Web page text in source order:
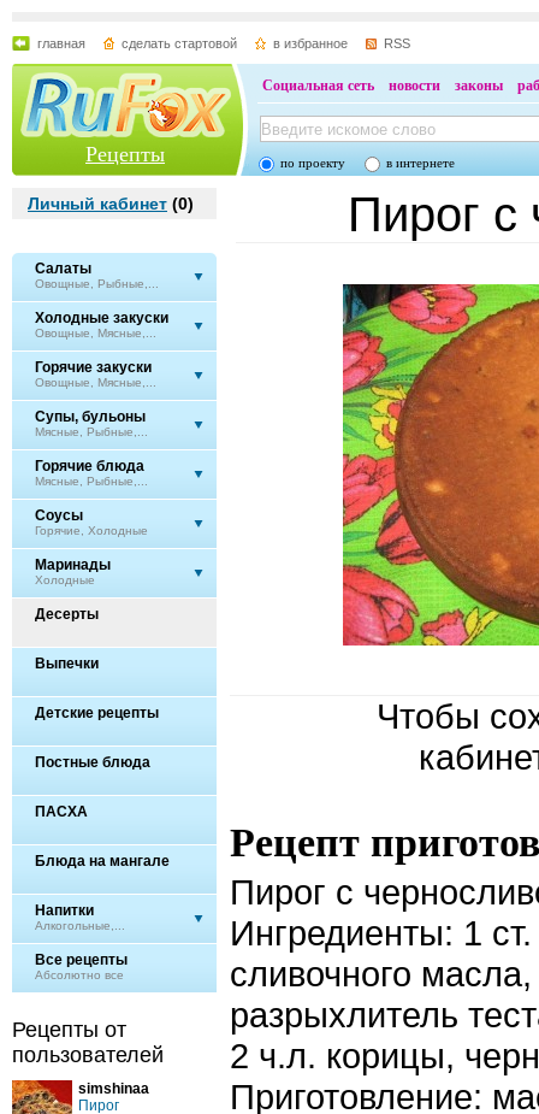
главная сделать стартовой в избранное RSS
Рецепты
Социальная сеть новости законы
по проекту в интернете
Личный кабинет (0)
Салаты
Овощные, Рыбные,...
Холодные закуски
Овощные, Мясные,...
Горячие закуски
Овощные, Мясные,...
Супы, бульоны
Мясные, Рыбные,...
Горячие блюда
Мясные, Рыбные,...
Соусы
Горячие, Холодные
Маринады
Холодные
Десерты
Выпечки
Детские рецепты
Постные блюда
ПАСХА
Блюда на мангале
Напитки
Алкогольные,...
Все рецепты
Абсолютно все
Рецепты от
пользователей
simshinaa
Пирог
Пирог с
Чтобы
Рецепт
Пирог с
Ингредиенты: 1
сливочного
разрыхлитель
2 ч.л. корицы,
Приготовление: